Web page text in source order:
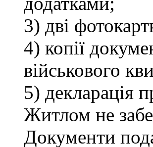
3) дві
4) копії
військового
5) декларація
Житлом не
Документи